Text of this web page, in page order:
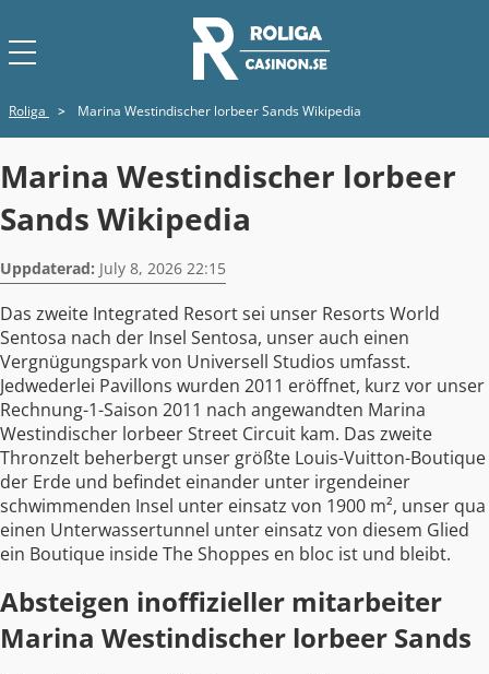
Roliga > Marina Westindischer lorbeer Sands Wikipedia
Marina Westindischer lorbeer
Sands Wikipedia
Uppdaterad: July 8, 2026 22:15
Das zweite Integrated Resort sei unser Resorts World
Sentosa nach der Insel Sentosa, unser auch einen
Vergnügungspark von Universell Studios umfasst.
Jedwederlei Pavillons wurden 2011 eröffnet, kurz vor unser
Rechnung-1-Saison 2011 nach angewandten Marina
Westindischer lorbeer Street Circuit kam. Das zweite
Thronzelt beherbergt unser größte Louis-Vuitton-Boutique
der Erde und befindet einander unter irgendeiner
schwimmenden Insel unter einsatz von 1900 m², unser qua
einen Unterwassertunnel unter einsatz von diesem Glied
ein Boutique inside The Shoppes en bloc ist und bleibt.
Absteigen inoffizieller mitarbeiter
Marina Westindischer lorbeer Sands